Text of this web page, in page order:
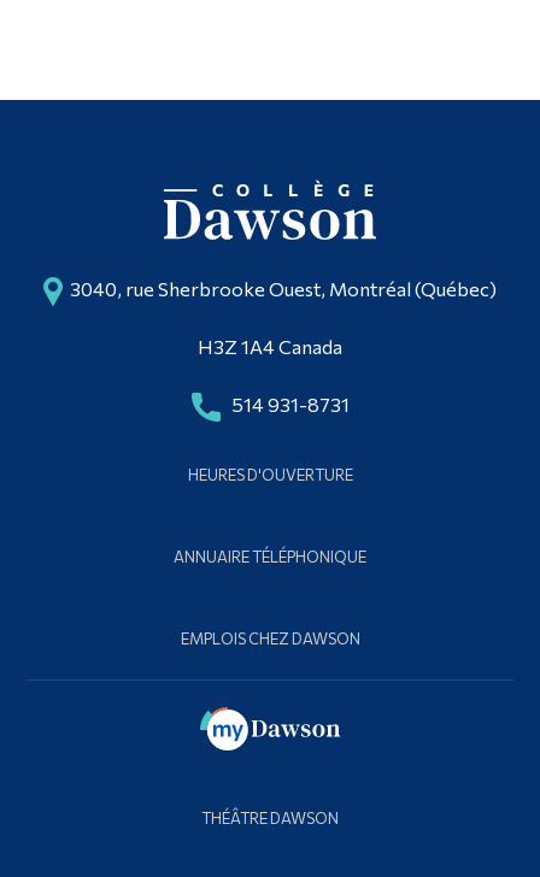
3040, rue Sherbrooke Ouest, Montréal (Québec)
H3Z 1A4 Canada
514 931-8731
HEURES D'OUVERTURE
ANNUAIRE TÉLÉPHONIQUE
EMPLOIS CHEZ DAWSON
THÉÂTRE DAWSON